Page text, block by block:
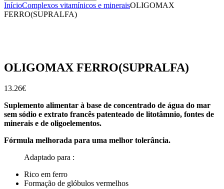
instagramm
facebook
InícioComplexos vitamínicos e mineraisOLIGOMAX
FERRO(SUPRALFA)
OLIGOMAX FERRO(SUPRALFA)
13.26€
Suplemento alimentar à base de concentrado de água do mar
sem sódio e extrato francês patenteado de litotâmnio, fontes de
minerais e de oligoelementos.
Fórmula melhorada para uma melhor tolerância.
Adaptado para :
Rico em ferro
Formação de glóbulos vermelhos